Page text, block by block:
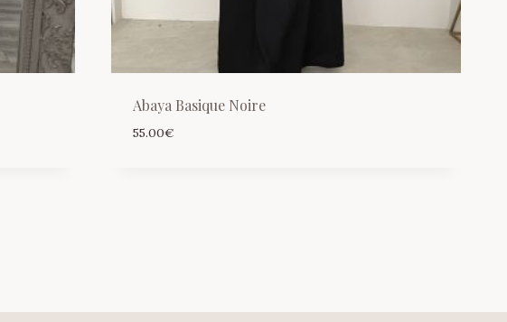
Abaya Basique Noire
55.00€